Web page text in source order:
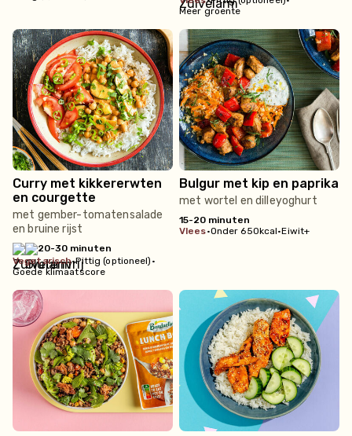
Meer groente
Curry met kikkererwten
en courgette
met gember-tomatensalade
en bruine rijst
20-30 minuten
vegetarisch•Pittig (optioneel) •
Goede klimaatscore
Bulgur met kip en paprika
met wortel en dilleyoghurt
15-20 minuten
vlees•Onder 650kcal•Eiwit+